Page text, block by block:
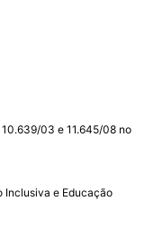
03 e 11.645/08 no
Inclusiva e Educação